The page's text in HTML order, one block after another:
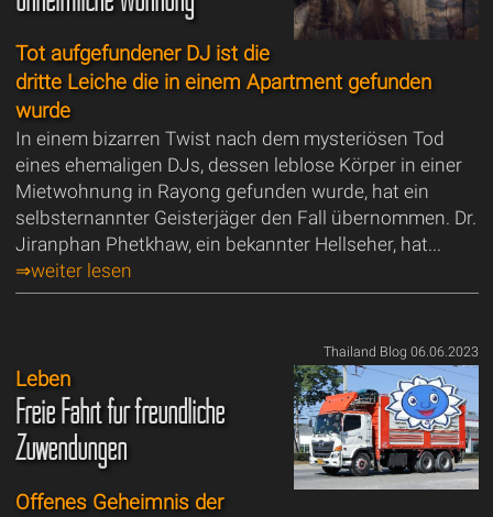
Tot aufgefundener DJ ist die
dritte Leiche die in einem Apartment gefunden
wurde
In einem bizarren Twist nach dem mysteriösen Tod
eines ehemaligen DJs, dessen leblose Körper in einer
Mietwohnung in Rayong gefunden wurde, hat ein
selbsternannter Geisterjäger den Fall übernommen. Dr.
Jiranphan Phetkhaw, ein bekannter Hellseher, hat...
⇒weiter lesen
Thailand Blog 06.06.2023
Leben
Freie Fahrt für freundliche
Zuwendungen
Offenes Geheimnis der